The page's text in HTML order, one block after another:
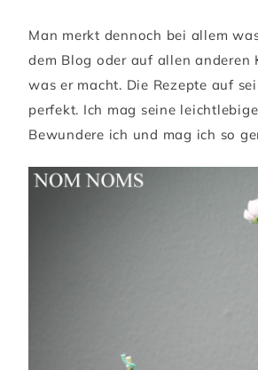
Man merkt dennoch bei allem
dem Blog oder auf allen anderen
was er macht. Die Rezepte auf
perfekt. Ich mag seine
Bewundere ich und mag ich so